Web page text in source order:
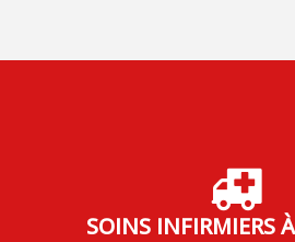
SOINS INFIRMIERS